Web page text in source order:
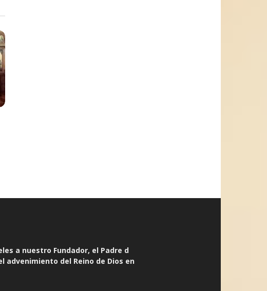
a nuestro Fundador, el Padre d
advenimiento del Reino de Dios en